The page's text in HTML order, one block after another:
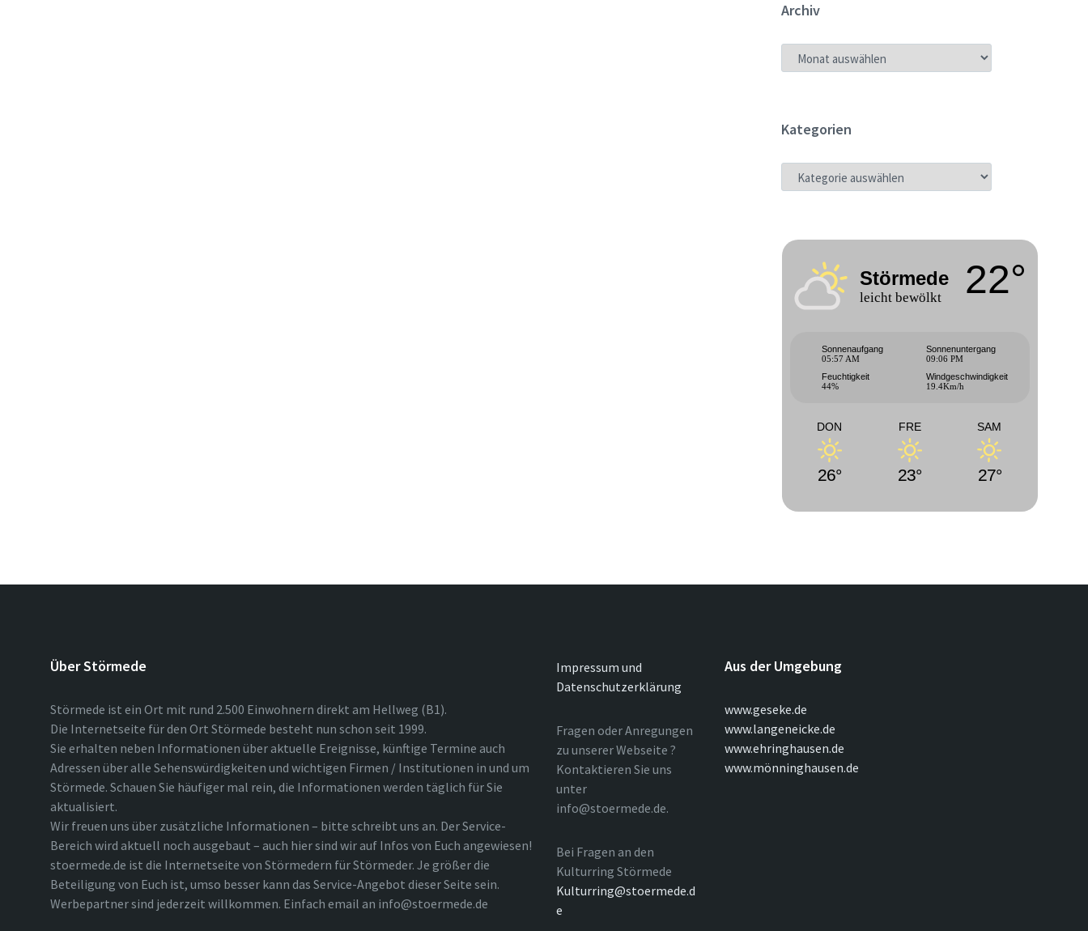
Archiv
ARCHIV
Kategorien
KATEGORIEN
Störmede
leicht bewölkt 22°
Sonnenaufgang
05:57 AM
Sonnenuntergang
09:06 PM
Feuchtigkeit
44%
Windgeschwindigkeit
19.4Km/h
DON
26°
FRE
23°
SAM
27°
Über Störmede
Störmede ist ein Ort mit rund 2.500 Einwohnern direkt am Hellweg (B1).
Die Internetseite für den Ort Störmede besteht nun schon seit 1999.
Sie erhalten neben Informationen über aktuelle Ereignisse, künftige Termine auch
Adressen über alle Sehenswürdigkeiten und wichtigen Firmen / Institutionen in und um
Störmede. Schauen Sie häufiger mal rein, die Informationen werden täglich für Sie
aktualisiert.
Wir freuen uns über zusätzliche Informationen – bitte schreibt uns an. Der Service-
Bereich wird aktuell noch ausgebaut – auch hier sind wir auf Infos von Euch angewiesen!
stoermede.de ist die Internetseite von Störmedern für Störmeder. Je größer die
Beteiligung von Euch ist, umso besser kann das Service-Angebot dieser Seite sein.
Werbepartner sind jederzeit willkommen. Einfach email an info@stoermede.de
Impressum und
Datenschutzerklärung
Fragen oder Anregungen
zu unserer Webseite ?
Kontaktieren Sie uns
unter
info@stoermede.de.
Bei Fragen an den
Kulturring Störmede
Kulturring@stoermede.d
e
Aus der Umgebung
www.geseke.de
www.langeneicke.de
www.ehringhausen.de
www.mönninghausen.de